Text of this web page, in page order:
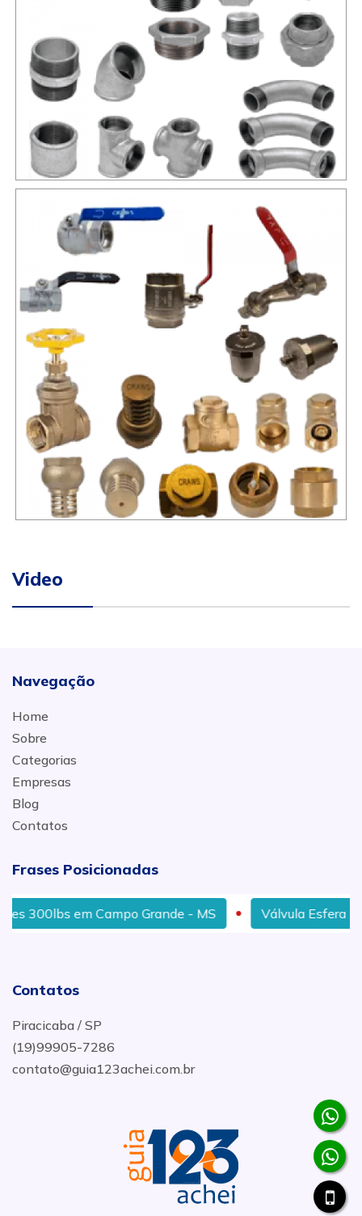
Video
Navegação
Home
Sobre
Categorias
Empresas
Blog
Contatos
Frases Posicionadas
em Campo Grande - MS Válvula Esfera
Contatos
Piracicaba / SP
(19)99905-7286
contato@guia123achei.com.br